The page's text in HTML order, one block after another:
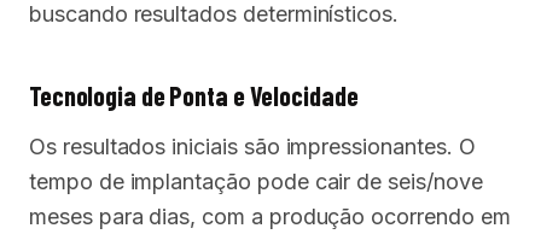
buscando resultados determinísticos.
Tecnologia de Ponta e Velocidade
Os resultados iniciais são impressionantes. O
tempo de implantação pode cair de seis/nove
meses para dias, com a produção ocorrendo em